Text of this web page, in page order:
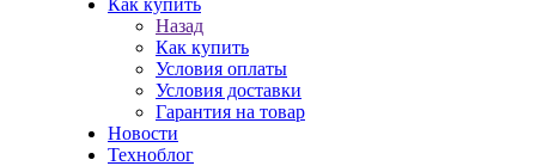
Назад
Как купить
Условия оплаты
Условия доставки
Гарантия на товар
Новости
Техноблог